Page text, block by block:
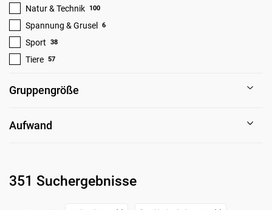
Natur & Technik 100
Spannung & Grusel 6
Sport 38
Tiere 57
Gruppengröße
Aufwand
351 Suchergebnisse